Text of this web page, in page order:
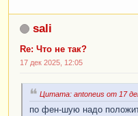
sali
Re: Что не так?
17 дек 2025, 12:05
Цитата: antoneus от 17
по фен-шую надо